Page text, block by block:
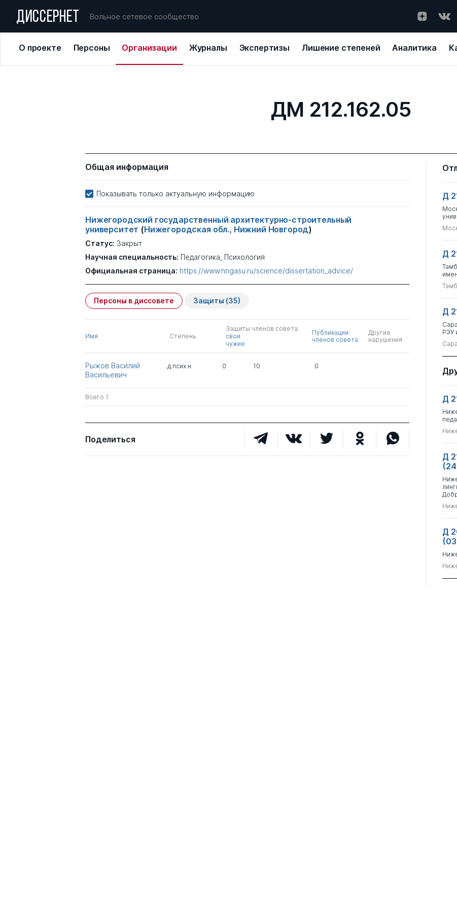
ДИССЕРНЕТ Вольное сетевое сообщество
О проекте Персоны Организации Журналы Экспертизы Лишение степеней Аналитика
ДМ 212.162.05
Общая информация
Показывать только актуальную информацию
Нижегородский государственный архитектурно-строительный
университет (Нижегородская обл., Нижний Новгород)
Статус: Закрыт
Научная специальность: Педагогика, Психология
Официальная страница: https://www.nngasu.ru/science/dissertation_advice/
Персоны в диссовете Защиты (35)
Имя Степень
Защиты членов совета:
свои
чужие
Публикации
членов совета
Другие
нарушения
Рыжов Василий
Васильевич
д.псих.н. 0 10 0
Всего 1
Поделиться
Д
Д
Д
РЭУ
Д
Д
Д